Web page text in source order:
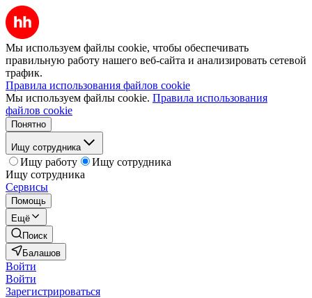
Мы используем файлы cookie, чтобы обеспечивать
правильную работу нашего веб-сайта и анализировать сетевой
трафик.
Правила использования файлов cookie
Мы используем файлы cookie. Правила использования
файлов cookie
Понятно
Ищу сотрудника
Ищу работу
Ищу сотрудника
Ищу сотрудника
Сервисы
Помощь
Ещё
Поиск
Балашов
Войти
Войти
Зарегистрироваться